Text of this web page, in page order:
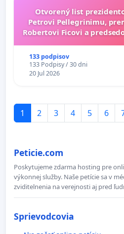
Otvorený list
Petrovi Pellegrinimu,
Robertovi Ficovi a
133 podpisov
133 Podpisy / 30 dni
20 Jul 2026
1 2 3 4 5 6
Peticie.com
Poskytujeme zdarma hosting pre
výkonnej služby. Naše petície sa v
zviditelnenia na verejnosti aj pred
Sprievodcovia